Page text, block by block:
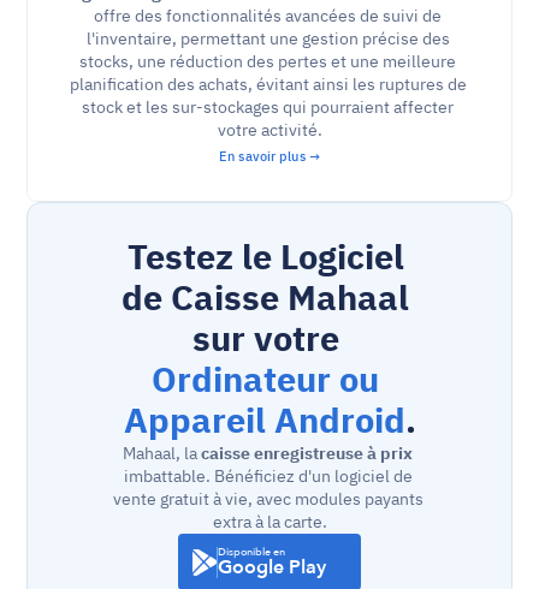
offre des fonctionnalités avancées de suivi de
l'inventaire, permettant une gestion précise des
stocks, une réduction des pertes et une meilleure
planification des achats, évitant ainsi les ruptures de
stock et les sur-stockages qui pourraient affecter
votre activité.
En savoir plus →
Testez le Logiciel
de Caisse Mahaal
sur votre
Ordinateur ou
Appareil Android.
Mahaal, la caisse enregistreuse à prix
imbattable. Bénéficiez d'un logiciel de
vente gratuit à vie, avec modules payants
extra à la carte.
Disponible en
Google Play